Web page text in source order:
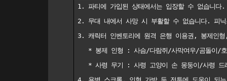
1. 파티에 가입된 상태에서는 입장할 수 없습니다.
2. 무대 내에서 사망 시 부활할 수 없습니다. 피
3. 캐릭터 인벤토리에 원격 은행 이용권, 봉제인
* 봉제 인형 : 사슴/다람쥐/사막여우/곰돌이/호
* 사령 무기 : 사령 고양이 손 몽둥이/사령 드